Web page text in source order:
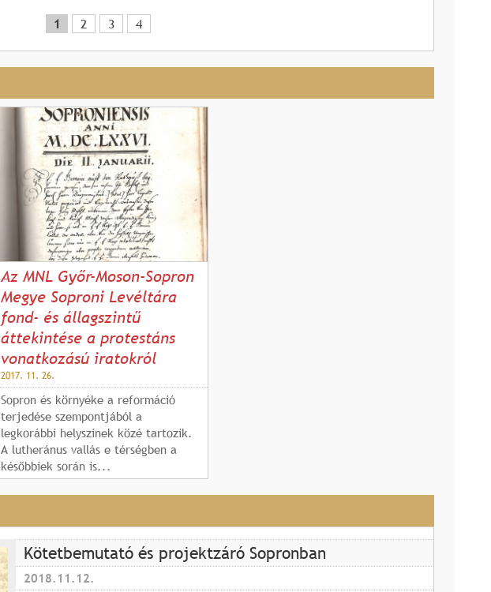
1 2 3 4
Az MNL Győr-Moson-Sopron
Megye Soproni Levéltára
fond- és állagszintű
áttekintése a protestáns
vonatkozású iratokról
2017. 11. 26.
Sopron és környéke a reformáció
terjedése szempontjából a
legkorábbi helyszínek közé tartozik.
A lutheránus vallás e térségben a
későbbiek során is...
Kötetbemutató és projektzáró Sopronban
2018.11.12.